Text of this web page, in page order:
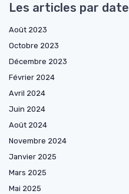
Les articles par date
Août 2023
Octobre 2023
Décembre 2023
Février 2024
Avril 2024
Juin 2024
Août 2024
Novembre 2024
Janvier 2025
Mars 2025
Mai 2025